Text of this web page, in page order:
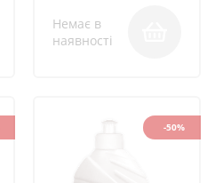
Немає в
наявності
-50%